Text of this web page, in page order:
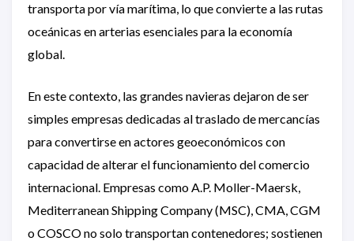
transporta por vía marítima, lo que convierte a las rutas
oceánicas en arterias esenciales para la economía
global.
En este contexto, las grandes navieras dejaron de ser
simples empresas dedicadas al traslado de mercancías
para convertirse en actores geoeconómicos con
capacidad de alterar el funcionamiento del comercio
internacional. Empresas como A.P. Moller-Maersk,
Mediterranean Shipping Company (MSC), CMA, CGM
o COSCO no solo transportan contenedores; sostienen